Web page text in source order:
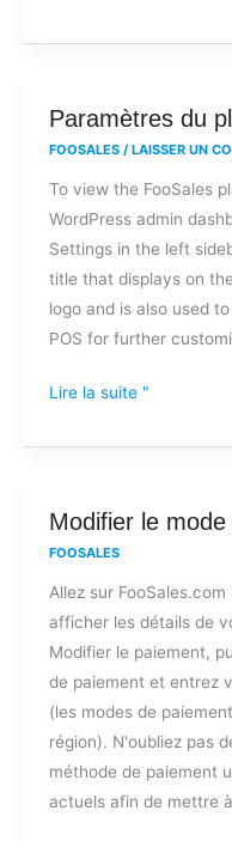
Paramètres du
FOOSALES / LAISSER UN
To view the FooSales
WordPress admin
Settings in the left
title that displays on
logo and is also used
POS for further
Paramètres
du
Lire la suite "
Modifier le
FOOSALES
Allez sur
afficher les détails de
Modifier le paiement,
de paiement et entrez
(les modes de
région). N'oubliez pas
méthode de paiement
actuels afin de mettre
Modifier
le